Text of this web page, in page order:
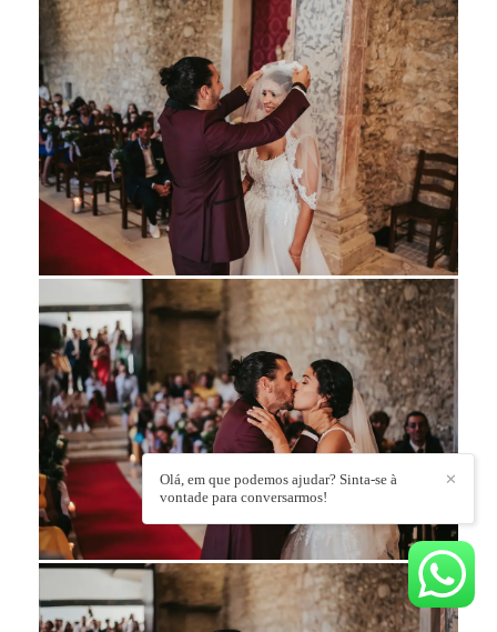
✕
Olá, em que podemos ajudar? Sinta-se à
vontade para conversarmos!